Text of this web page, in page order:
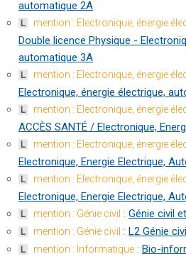
automatique 2A
L mention : Electronique, énergie
Double licence Physique -
automatique 3A
L mention : Electronique, énergie
Electronique, énergie électrique,
L mention : Electronique, énergie
ACCÈS SANTÉ / Electronique,
L mention : Electronique, énergie
Electronique, Energie Electrique,
L mention : Electronique, énergie
Electronique, Energie Electrique,
L mention : Génie civil : Génie civil
L mention : Génie civil : L2 Génie
L mention : Informatique : Bio-